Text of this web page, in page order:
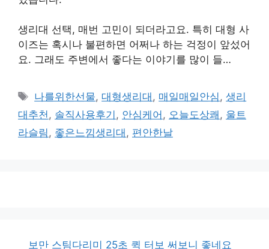
생리대 선택, 매번 고민이 되더라고요. 특히 대형 사
이즈는 혹시나 불편하면 어쩌나 하는 걱정이 앞섰어
요. 그래도 주변에서 좋다는 이야기를 많이 들…
태
그
나를위한선물,대형생리대 , 매일매일안심,생리
대추천, 솔직사용후기 , 안심케어 , 오늘도상쾌 , 울트
라슬림, 좋은느낌생리대 , 편안한날
보만 스팀다리미 25초 퀵 터보 써보니 좋네요